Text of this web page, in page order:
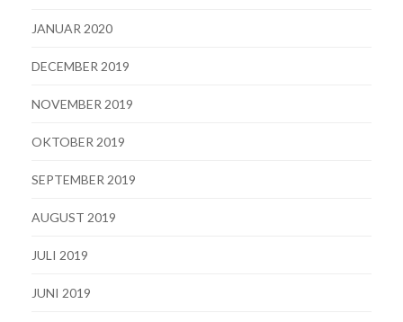
JANUAR 2020
DECEMBER 2019
NOVEMBER 2019
OKTOBER 2019
SEPTEMBER 2019
AUGUST 2019
JULI 2019
JUNI 2019